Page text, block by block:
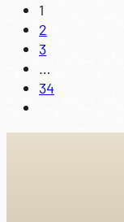
1
2
3
…
34